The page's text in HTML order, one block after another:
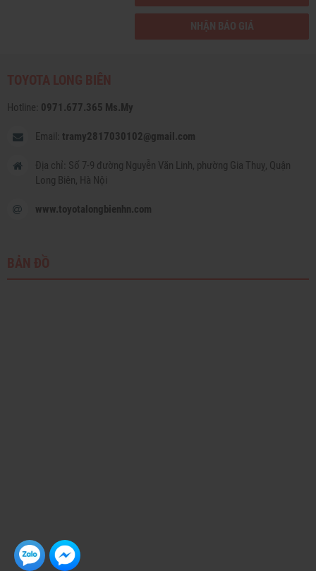
NHẬN BÁO GIÁ
TOYOTA LONG BIÊN
Hotline: 0971.677.365 Ms.My
Email: tramy2817030102@gmail.com
Địa chỉ: Số 7-9 đường Nguyễn Văn Linh, phường Gia Thuỵ, Quận
Long Biên, Hà Nội
www.toyotalongbienhn.com
BẢN ĐỒ